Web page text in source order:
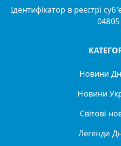
Ідентифікатор в реєстрі
04805
Новини
Новини
Світові
Легенди